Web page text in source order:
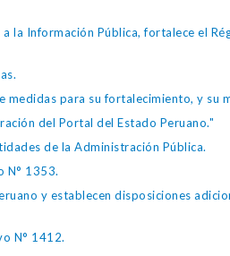
la Información Pública, fortalece el
medidas para su fortalecimiento, y su
del Portal del Estado Peruano."
de la Administración Pública.
N° 1353.
y establecen disposiciones
N° 1412.